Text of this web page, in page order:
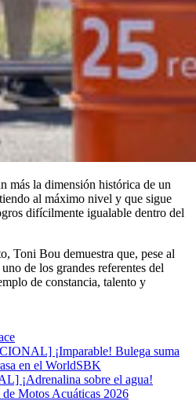
más la dimensión histórica de un
al máximo nivel y que sigue
difícilmente igualable dentro del
Toni Bou demuestra que, pese al
de los grandes referentes del
de constancia, talento y
¡Imparable! Bulega suma
en el WorldSBK
¡Adrenalina sobre el agua!
Motos Acuáticas 2026